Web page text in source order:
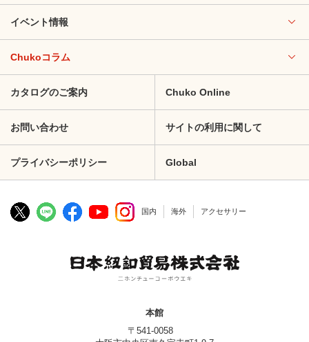
イベント情報
Chukoコラム
カタログのご案内 Chuko Online
お問い合わせ サイトの利用に関して
プライバシーポリシー Global
国内 海外 アクセサリー
本館
〒541-0058